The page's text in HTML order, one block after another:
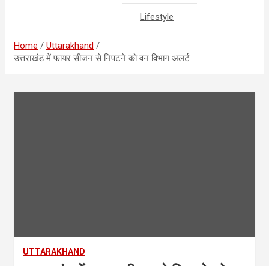
Lifestyle
Home
Uttarakhand
उत्तराखंड में फायर सीजन से निपटने को वन विभाग अलर्ट
UTTARAKHAND